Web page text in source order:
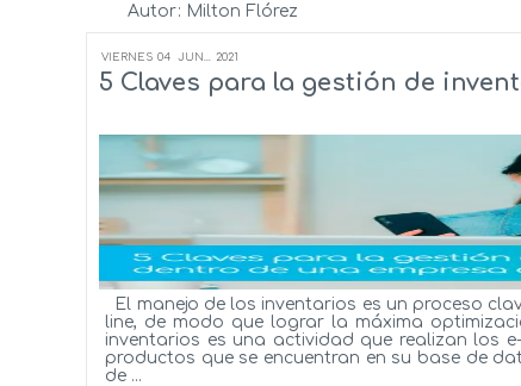
Autor: Milton Flórez
Ver más...
VIERNES 04 JUN... 2021
5 Claves para la gestión de
El manejo de los inventarios es un proceso
line, de modo que lograr la máxima
inventarios es una actividad que realizan los
productos que se encuentran en su base de
de ...